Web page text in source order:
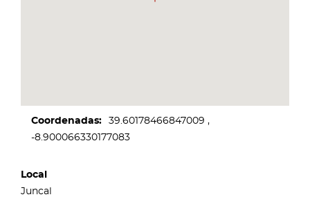
Coordenadas
39.60178466847009
-8.900066330177083
Local
Juncal